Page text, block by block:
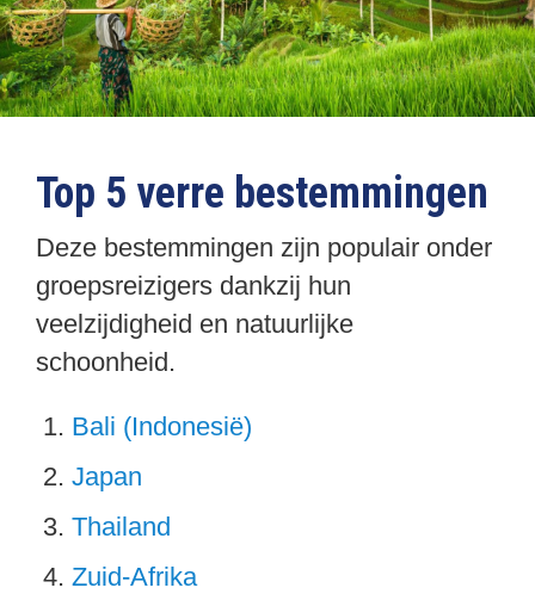
Top 5 verre bestemmingen
Deze bestemmingen zijn populair onder
groepsreizigers dankzij hun
veelzijdigheid en natuurlijke
schoonheid.
Bali (Indonesië)
Japan
Thailand
Zuid-Afrika